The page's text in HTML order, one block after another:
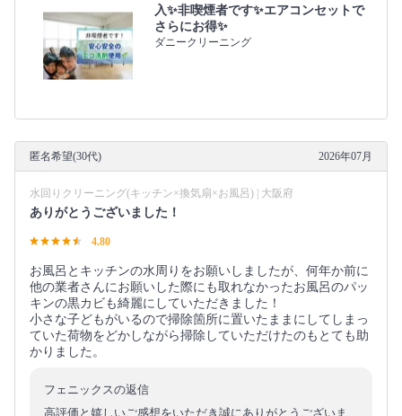
入✨非喫煙者です✨エアコンセットで
さらにお得✨
ダニークリーニング
匿名希望(30代) 2026年07月
水回りクリーニング(キッチン×換気扇×お風呂) | 大阪府
ありがとうございました！
4.80
お風呂とキッチンの水周りをお願いしましたが、何年か前に
他の業者さんにお願いした際にも取れなかったお風呂のパッ
キンの黒カビも綺麗にしていただきました！
小さな子どもがいるので掃除箇所に置いたままにしてしまっ
ていた荷物をどかしながら掃除していただけたのもとても助
かりました。
フェニックスの返信
高評価と嬉しいご感想をいただき誠にありがとうございま